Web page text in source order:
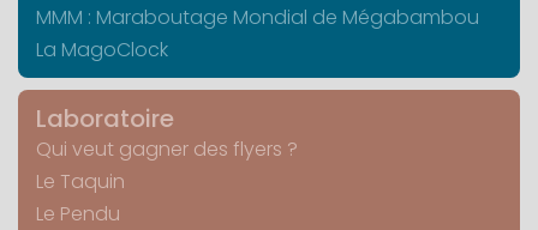
MMM : Maraboutage Mondial de Mégabambou
La MagoClock
Laboratoire
Qui veut gagner des flyers ?
Le Taquin
Le Pendu